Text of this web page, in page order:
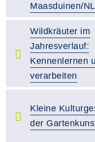
Maasduinen/NL
Wildkräuter im
Jahresverlauf:
Kennenlernen
verarbeiten
Kleine
der